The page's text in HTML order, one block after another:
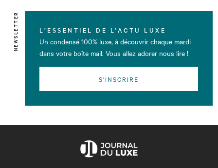
NEWSLETTER L’ESSENTIEL DE L’ACTU LUXE
Un condensé 100% luxe, à découvrir chaque mardi
dans votre boîte mail. Vous allez adorer nous lire !
S'INSCRIRE